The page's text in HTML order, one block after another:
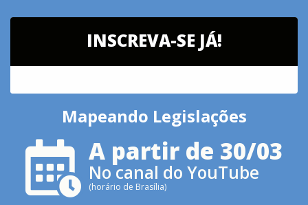
INSCREVA-SE JÁ!
Mapeando Legislações
A partir de 30/03
No canal do YouTube
(horário de Brasília)